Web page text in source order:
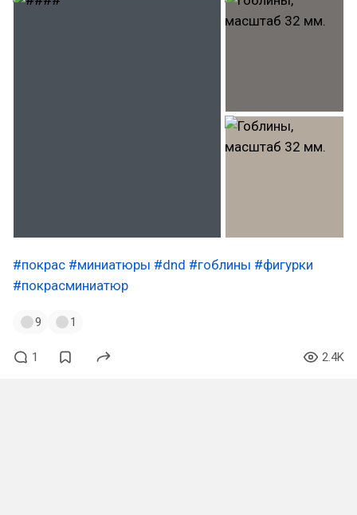
#покрас #миниатюры #dnd #гоблины #фигурки
#покрасминиатюр
9 1
1 2.4K